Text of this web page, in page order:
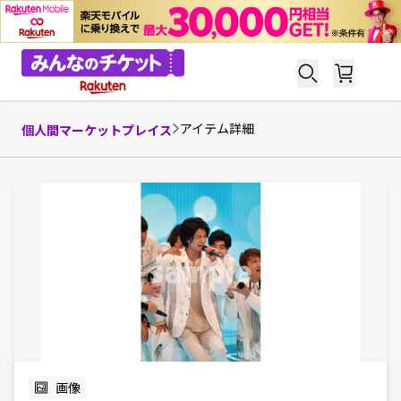
個人間マーケットプレイス アイテム詳細
画像